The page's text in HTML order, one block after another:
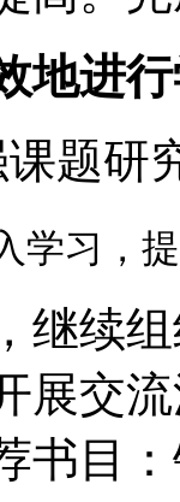
地进
课题研
学习，
继续
展交
书目